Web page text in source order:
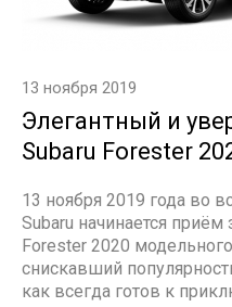
13 ноября 2019
Элегантный и
Subaru Forester
13 ноября 2019 года во
Subaru начинается приём
Forester 2020
снискавший
как всегда готов к